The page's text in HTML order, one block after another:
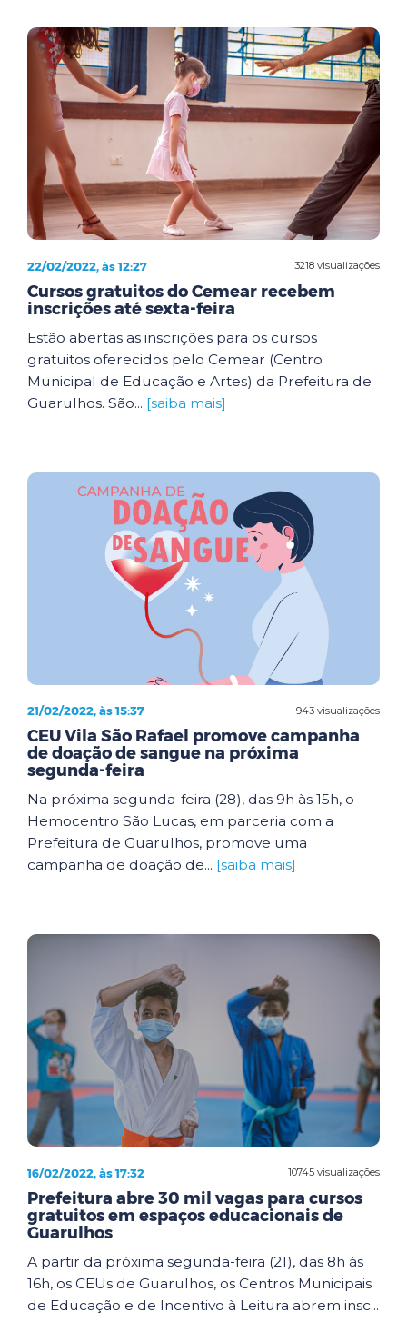
3218 visualizações
22/02/2022, às 12:27
Cursos gratuitos do Cemear recebem
inscrições até sexta-feira
Estão abertas as inscrições para os cursos
gratuitos oferecidos pelo Cemear (Centro
Municipal de Educação e Artes) da Prefeitura de
Guarulhos. São... [saiba mais]
943 visualizações
21/02/2022, às 15:37
CEU Vila São Rafael promove campanha
de doação de sangue na próxima
segunda-feira
Na próxima segunda-feira (28), das 9h às 15h, o
Hemocentro São Lucas, em parceria com a
Prefeitura de Guarulhos, promove uma
campanha de doação de... [saiba mais]
10745 visualizações
16/02/2022, às 17:32
Prefeitura abre 30 mil vagas para cursos
gratuitos em espaços educacionais de
Guarulhos
A partir da próxima segunda-feira (21), das 8h às
16h, os CEUs de Guarulhos, os Centros Municipais
de Educação e de Incentivo à Leitura abrem insc...